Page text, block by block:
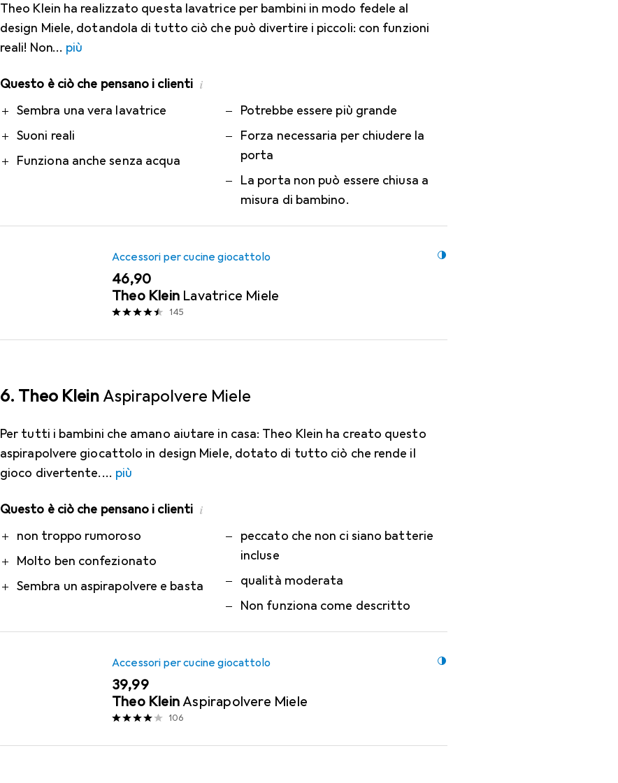
Theo Klein ha realizzato questa lavatrice per bambini in modo fedele al
design Miele, dotandola di tutto ciò che può divertire i piccoli: con funzioni
reali! Non
più
Questo è ciò che pensano i clienti i
ProSembra una vera lavatrice
Suoni reali
Funziona anche senza acqua
Contro
Potrebbe essere più grande
Forza necessaria per chiudere la
porta
La porta non può essere chiusa a
misura di bambino.
Accessori per cucine giocattolo
EUR
46,90
Theo Klein Lavatrice Miele
145
6. Theo KleinAspirapolvere Miele
Per tutti i bambini che amano aiutare in casa: Theo Klein ha creato questo
aspirapolvere giocattolo in design Miele, dotato di tutto ciò che rende il
gioco divertente.
più
Questo è ciò che pensano i clienti i
Pronon troppo rumoroso
Molto ben confezionato
Sembra un aspirapolvere e basta
Contro
peccato che non ci siano batterie
incluse
qualità moderata
Non funziona come descritto
Accessori per cucine giocattolo
EUR
39,99
Theo KleinAspirapolvere Miele
106